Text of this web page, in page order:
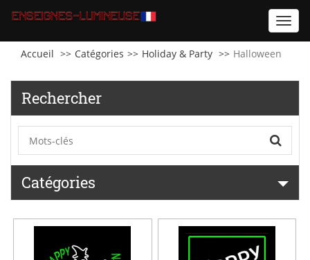
Accueil
Catégories Holiday & Party Halloween
Rechercher
Catégories